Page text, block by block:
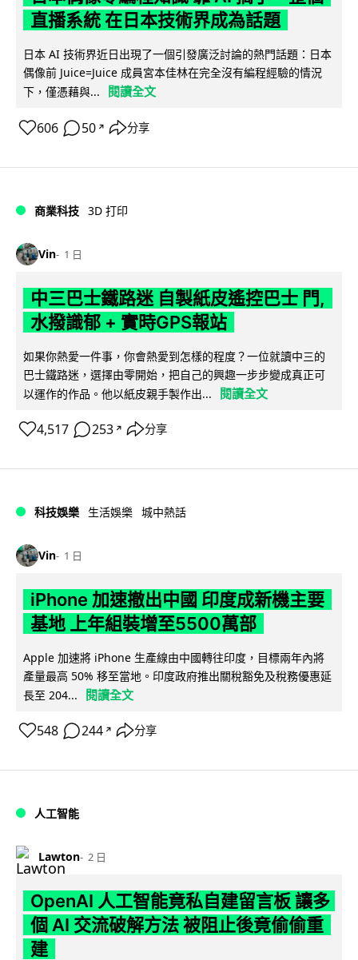
直播系統 在日本技術界成為話題
日本 AI 技術界近日出現了一個引發廣泛討論的熱門話題：日本
偶像前 Juice=Juice 成員宮本佳林在完全沒有編程經驗的情況
下，僅憑藉與...
閱讀全文
606 50 ↗ 分享
商業科技 3D 打印
Vin 1 日
中三巴士鐵路迷 自製紙皮遙控巴士 門,
水撥識郁 + 實時GPS報站
如果你熱愛一件事，你會熱愛到怎樣的程度？一位就讀中三的
巴士鐵路迷，選擇由零開始，把自己的興趣一步步變成真正可
以運作的作品。他以紙皮親手製作出...
閱讀全文
4,517 253 ↗ 分享
科技娛樂 生活娛樂 城中熱話
Vin 1 日
iPhone 加速撤出中國 印度成新機主要
基地 上年組裝增至5500萬部
Apple 加速將 iPhone 生產線由中國轉往印度，目標兩年內將
產量最高 50% 移至當地。印度政府推出關稅豁免及稅務優惠延
長至 204...
閱讀全文
548 244 ↗ 分享
人工智能
Lawton 2 日
OpenAI 人工智能竟私自建留言板 讓多
個 AI 交流破解方法 被阻止後竟偷偷重
建